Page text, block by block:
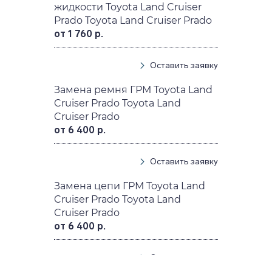
жидкости Toyota Land Cruiser
Prado Toyota Land Cruiser Prado
от 1 760 р.
Оставить заявку
Замена ремня ГРМ Toyota Land
Cruiser Prado Toyota Land
Cruiser Prado
от 6 400 р.
Оставить заявку
Замена цепи ГРМ Toyota Land
Cruiser Prado Toyota Land
Cruiser Prado
от 6 400 р.